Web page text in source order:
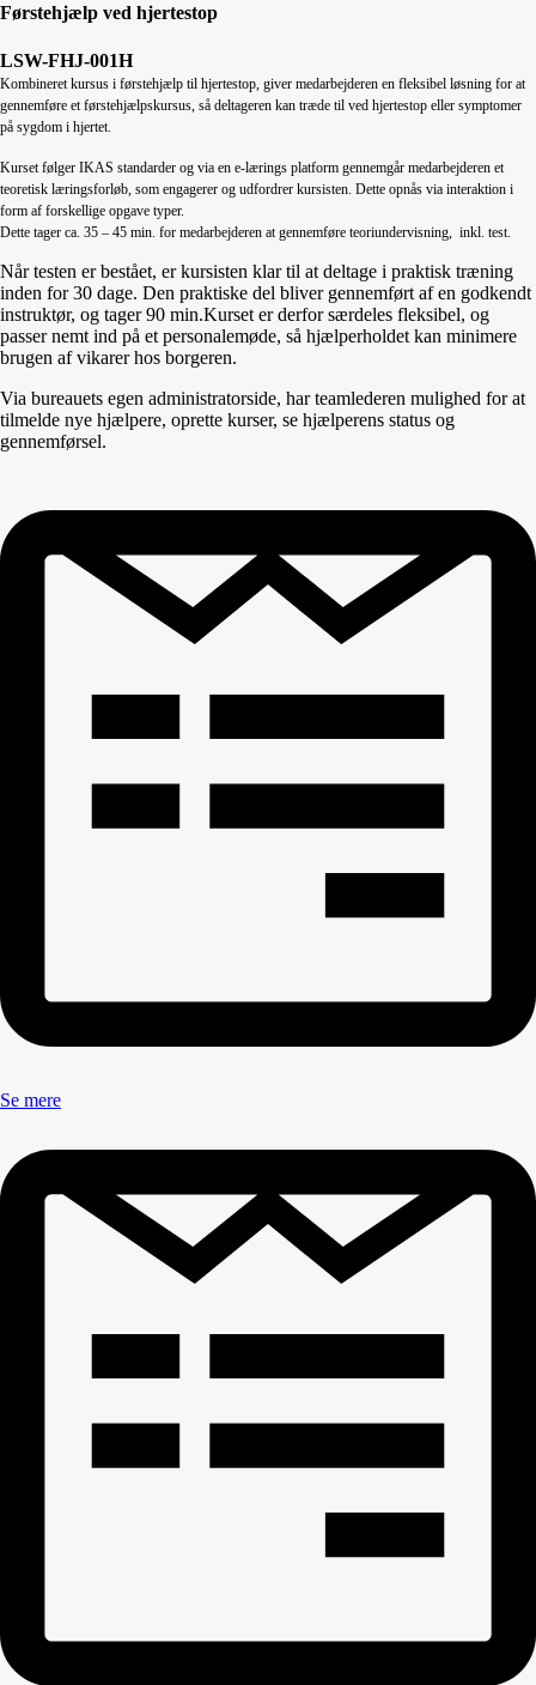
Førstehjælp ved hjertestop
LSW-FHJ-001H
Kombineret kursus i førstehjælp til hjertestop, giver medarbejderen en fleksibel løsning for at
gennemføre et førstehjælpskursus, så deltageren kan træde til ved hjertestop eller symptomer
på sygdom i hjertet.
Kurset følger IKAS standarder og via en e-lærings platform gennemgår medarbejderen et
teoretisk læringsforløb, som engagerer og udfordrer kursisten. Dette opnås via interaktion i
form af forskellige opgave typer.
Dette tager ca. 35 – 45 min. for medarbejderen at gennemføre teoriundervisning, inkl. test.
Når testen er bestået, er kursisten klar til at deltage i praktisk træning
inden for 30 dage. Den praktiske del bliver gennemført af en godkendt
instruktør, og tager 90 min.Kurset er derfor særdeles fleksibel, og
passer nemt ind på et personalemøde, så hjælperholdet kan minimere
brugen af vikarer hos borgeren.
Via bureauets egen administratorside, har teamlederen mulighed for at
tilmelde nye hjælpere, oprette kurser, se hjælperens status og
gennemførsel.
Se mere